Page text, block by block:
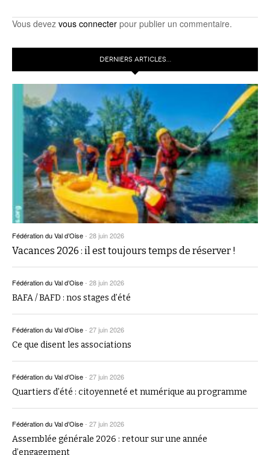
Vous devez vous connecter pour publier un commentaire.
DERNIERS ARTICLES…
Fédération du Val d’Oise- 28 juin 2026
Vacances 2026 : il est toujours temps de réserver !
Fédération du Val d’Oise- 28 juin 2026
BAFA / BAFD : nos stages d’été
Fédération du Val d’Oise- 27 juin 2026
Ce que disent les associations
Fédération du Val d’Oise- 27 juin 2026
Quartiers d’été : citoyenneté et numérique au programme
Fédération du Val d’Oise- 27 juin 2026
Assemblée générale 2026 : retour sur une année
d’engagement